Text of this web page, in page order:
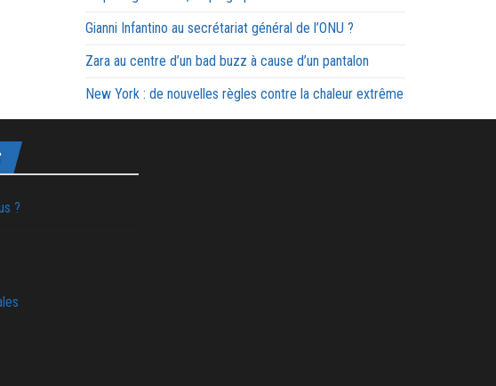
Gianni Infantino au secrétariat général de l’ONU ?
Zara au centre d’un bad buzz à cause d’un pantalon
New York : de nouvelles règles contre la chaleur extrême
?